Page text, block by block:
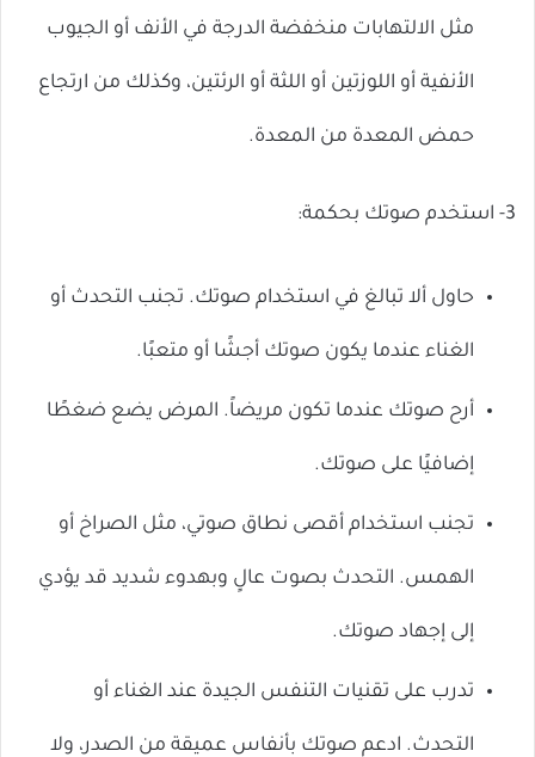
مثل الالتهابات منخفضة الدرجة في الأنف أو الجيوب
الأنفية أو اللوزتين أو اللثة أو الرئتين، وكذلك من ارتجاع
حمض المعدة من المعدة.
3- استخدم صوتك بحكمة:
حاول ألا تبالغ في استخدام صوتك. تجنب التحدث أو
الغناء عندما يكون صوتك أجشًا أو متعبًا.
أرح صوتك عندما تكون مريضاً. المرض يضع ضغطًا
إضافيًا على صوتك.
تجنب استخدام أقصى نطاق صوتي، مثل الصراخ أو
الهمس. التحدث بصوت عالٍ وبهدوء شديد قد يؤدي
إلى إجهاد صوتك.
تدرب على تقنيات التنفس الجيدة عند الغناء أو
التحدث. ادعم صوتك بأنفاس عميقة من الصدر، ولا